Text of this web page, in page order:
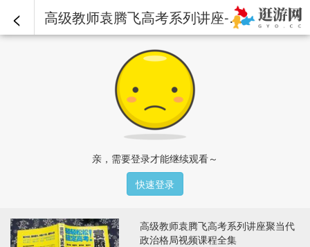
< 高级教师袁腾飞高考系列讲座-聚当代政治格局：02.mp4 - 高级教师袁腾飞高考系列讲座聚当代政治格局视频课程全集
亲，需要登录才能继续观看～
快速登录
高级教师袁腾飞高考系列讲座聚当代
政治格局视频课程全集